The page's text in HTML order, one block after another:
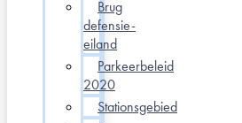
Brug
defensie-
eiland
Parkeerbeleid
2020
Stationsgebied